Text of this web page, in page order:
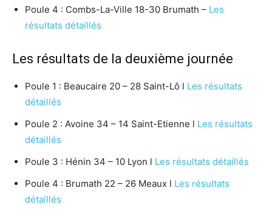
Poule 4 : Combs-La-Ville 18-30 Brumath – Les
résultats détaillés
Les résultats de la deuxième journée
Poule 1 : Beaucaire 20 – 28 Saint-Lô l Les résultats
détaillés
Poule 2 : Avoine 34 – 14 Saint-Etienne l Les résultats
détaillés
Poule 3 : Hénin 34 – 10 Lyon l Les résultats détaillés
Poule 4 : Brumath 22 – 26 Meaux l Les résultats
détaillés